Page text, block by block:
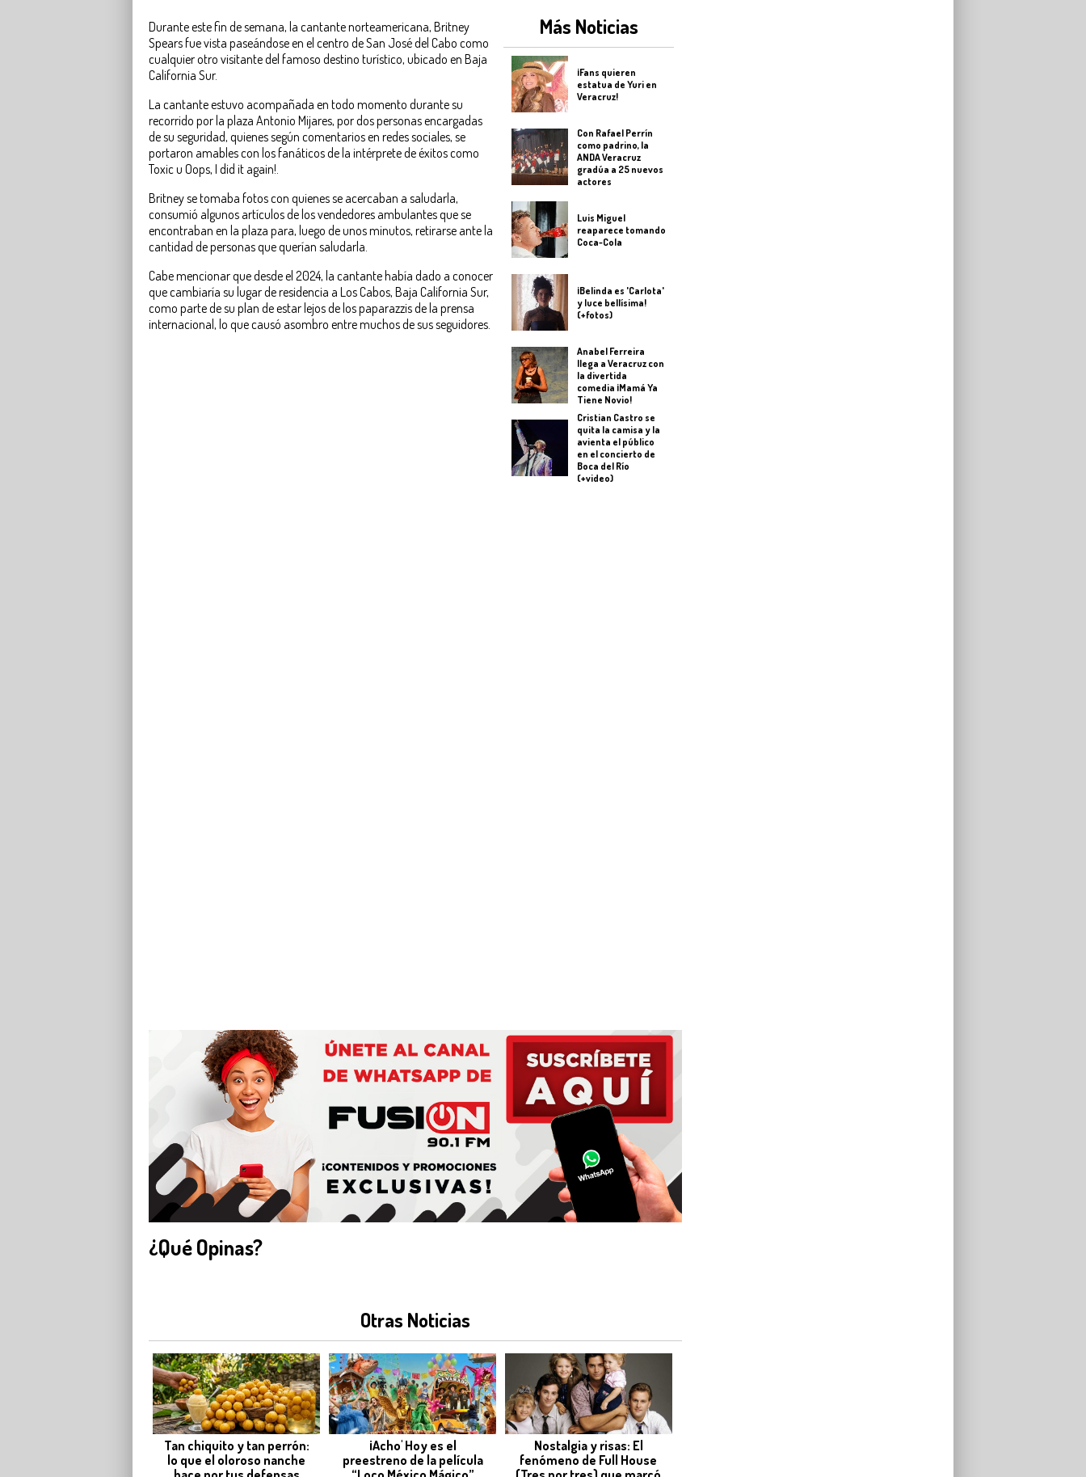
Durante este fin de semana, la cantante norteamericana, Britney
Spears fue vista paseándose en el centro de San José del Cabo como
cualquier otro visitante del famoso destino turístico, ubicado en Baja
California Sur.
La cantante estuvo acompañada en todo momento durante su
recorrido por la plaza Antonio Mijares, por dos personas encargadas
de su seguridad, quienes según comentarios en redes sociales, se
portaron amables con los fanáticos de la intérprete de éxitos como
Toxic u Oops, I did it again!.
Britney se tomaba fotos con quienes se acercaban a saludarla,
consumió algunos artículos de los vendedores ambulantes que se
encontraban en la plaza para, luego de unos minutos, retirarse ante la
cantidad de personas que querían saludarla.
Cabe mencionar que desde el 2024, la cantante había dado a conocer
que cambiaría su lugar de residencia a Los Cabos, Baja California Sur,
como parte de su plan de estar lejos de los paparazzis de la prensa
internacional, lo que causó asombro entre muchos de sus seguidores.
Más Noticias
¡Fans quieren
estatua de Yuri en
Veracruz!
Con Rafael Perrín
como padrino, la
ANDA Veracruz
gradúa a 25 nuevos
actores
Luis Miguel
reaparece tomando
Coca-Cola
¡Belinda es 'Carlota'
y luce bellísima!
(+fotos)
Anabel Ferreira
llega a Veracruz con
la divertida
comedia ¡Mamá Ya
Tiene Novio!
Cristian Castro se
quita la camisa y la
avienta el público
en el concierto de
Boca del Río
(+video)
¿Qué Opinas?
Otras Noticias
Tan chiquito y tan perrón:
lo que el oloroso nanche
¡Acho' Hoy es el
preestreno de la película
Nostalgia y risas: El
fenómeno de Full House